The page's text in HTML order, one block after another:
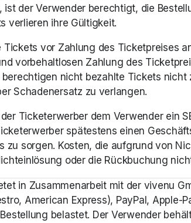
der Verwender berechtigt, die
verlieren ihre Gültigkeit.
Tickets vor Zahlung des Ticketpreises
vorbehaltlosen Zahlung des
nicht bezahlte Tickets
Schadenersatz zu verlangen.
Ticketerwerber dem Verwender ein
spätestens einen
zu sorgen. Kosten, die aufgrund von
oder die Rückbuchung
in Zusammenarbeit mit der vivenu
American Express), PayPal,
belastet. Der Verwender